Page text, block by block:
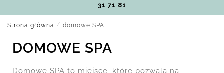
31 71 81
Strona główna / domowe SPA
DOMOWE SPA
Domowe SPA to miejsce, które pozwala na